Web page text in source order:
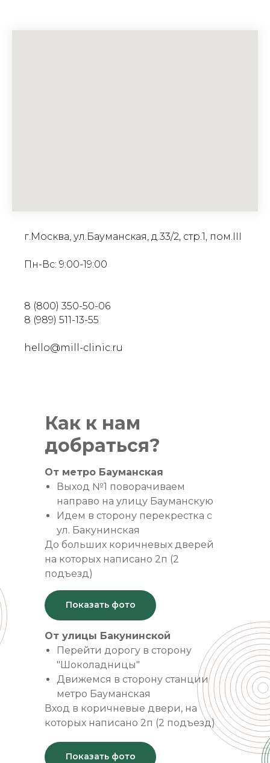
г.Москва, ул.Бауманская, д.33/2, стр.1, пом.III
Пн-Вс: 9:00-19:00
8 (800) 350-50-06
8 (989) 511-13-55
hello@mill-clinic.ru
Как к нам
добраться?
От метро Бауманская
Выход №1 поворачиваем
направо на улицу Бауманскую
Идем в сторону перекрестка с
ул. Бакунинская
До больших коричневых дверей
на которых написано 2п (2
подъезд)
Показать фото
От улицы Бакунинской
Перейти дорогу в сторону
"Шоколадницы"
Движемся в сторону станции
метро Бауманская
Вход в коричневые двери, на
которых написано 2п (2 подъезд)
Показать фото